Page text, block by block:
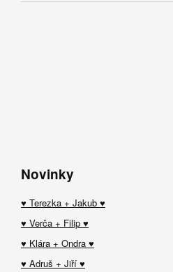
Novinky
♥ Terezka + Jakub ♥
♥ Verča + Filip ♥
♥ Klára + Ondra ♥
♥ Adruš + Jiří ♥